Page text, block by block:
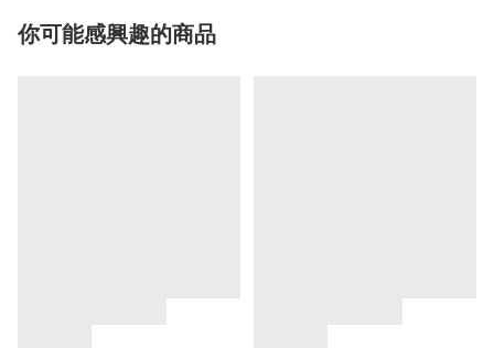
你可能感興趣的商品